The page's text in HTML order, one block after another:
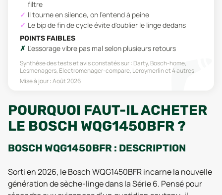
filtre
Il tourne en silence, on l'entend à peine
Le bip de fin de cycle évite d'oublier le linge dedans
POINTS FAIBLES
L'essorage vibre pas mal selon plusieurs retours
Synthèse des tests et avis constatés sur : Darty, Bosch-home,
Lesmenagers, Electromenager-compare, Leroymerlinet 4 autres
Mise à jour :Août 2026
POURQUOI FAUT-IL ACHETER
LE BOSCH WQG1450BFR ?
BOSCH WQG1450BFR : DESCRIPTION
Sorti en 2026, le Bosch WQG1450BFR incarne la nouvelle
génération de sèche-linge dans la Série 6. Pensé pour